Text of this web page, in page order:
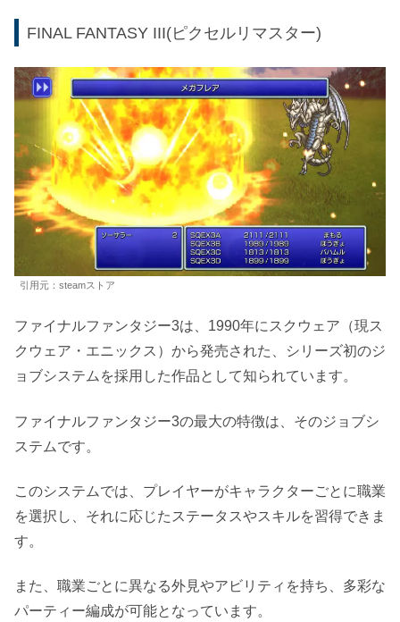
FINAL FANTASY III(ピクセルリマスター)
引用元：steamストア
ファイナルファンタジー3は、1990年にスクウェア（現ス
クウェア・エニックス）から発売された、シリーズ初のジ
ョブシステムを採用した作品として知られています。
ファイナルファンタジー3の最大の特徴は、そのジョブシ
ステムです。
このシステムでは、プレイヤーがキャラクターごとに職業
を選択し、それに応じたステータスやスキルを習得できま
す。
また、職業ごとに異なる外見やアビリティを持ち、多彩な
パーティー編成が可能となっています。